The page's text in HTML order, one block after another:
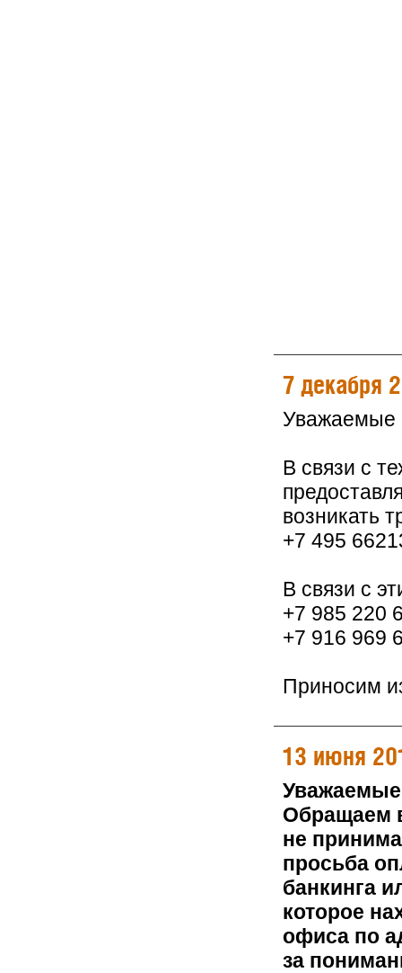
7 декабря
Уважаемые
В связи с
возникать
+7 495
В связи с
+7 985 220
+7 916 969
Приносим
13 июня
Обращаем
не
просьба
банкинга
которое
офиса по
за